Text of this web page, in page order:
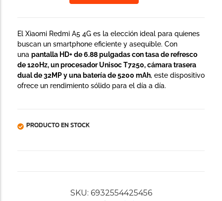
El Xiaomi Redmi A5 4G es la elección ideal para quienes
buscan un smartphone eficiente y asequible. Con
una pantalla HD+ de 6.88 pulgadas con tasa de refresco
de 120Hz, un procesador Unisoc T7250, cámara trasera
dual de 32MP y una batería de 5200 mAh, este dispositivo
ofrece un rendimiento sólido para el día a día.
PRODUCTO EN STOCK
SKU: 6932554425456